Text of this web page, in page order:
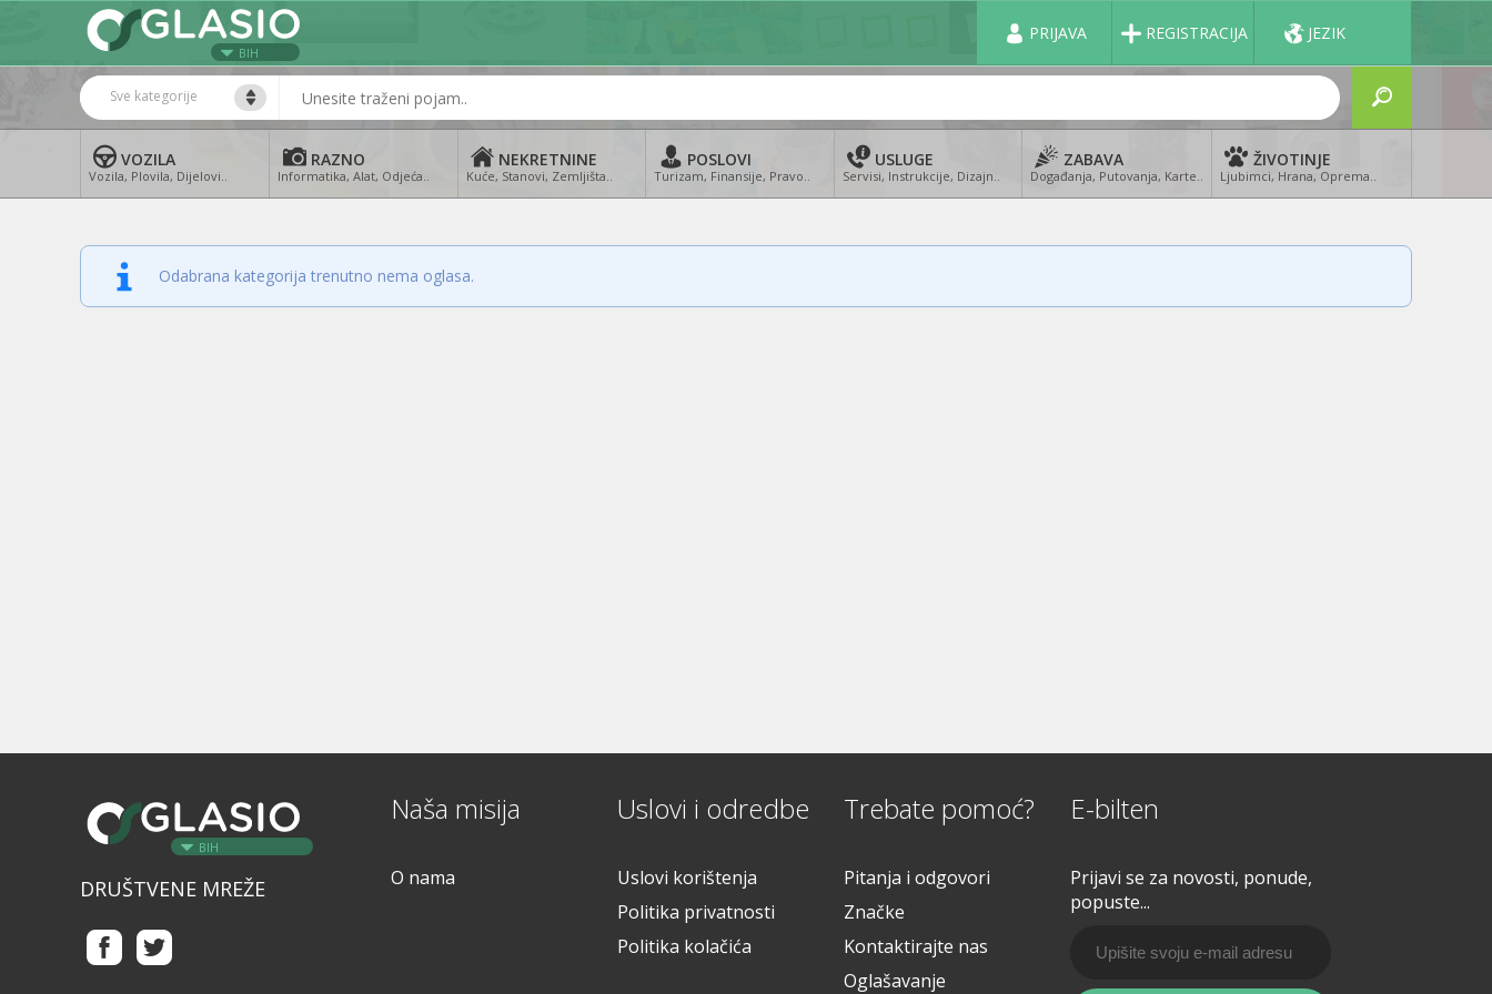
BIH
PRIJAVA REGISTRACIJA JEZIK
Sve kategorije
VOZILA
Vozila, Plovila, Dijelovi..
RAZNO
Informatika, Alat, Odjeća..
NEKRETNINE
Kuće, Stanovi, Zemljišta..
POSLOVI
Turizam, Finansije, Pravo..
USLUGE
Servisi, Instrukcije, Dizajn..
ZABAVA
Događanja, Putovanja, Karte..
ŽIVOTINJE
Ljubimci, Hrana, Oprema..
Odabrana kategorija trenutno nema oglasa.
BIH
DRUŠTVENE MREŽE
Naša misija
O nama
Uslovi i odredbe
Uslovi korištenja
Politika privatnosti
Politika kolačića
Trebate pomoć?
Pitanja i odgovori
Značke
Kontaktirajte nas
Oglašavanje
E-bilten
Prijavi se za novosti, ponude,
popuste...